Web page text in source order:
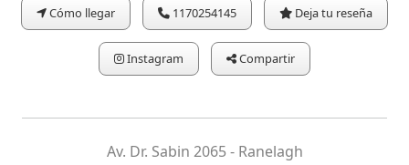
Cómo llegar 1170254145 Deja tu reseña
Instagram Compartir
Av. Dr. Sabin 2065 - Ranelagh